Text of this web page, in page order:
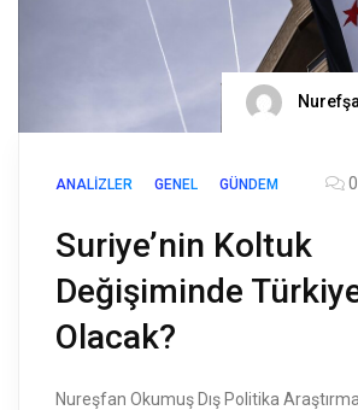
ANALIZLER GENEL GÜNDEM 0
Suriye’nin Koltuk
Değişiminde
Olacak?
Nureşfan Okumuş Dış Politika